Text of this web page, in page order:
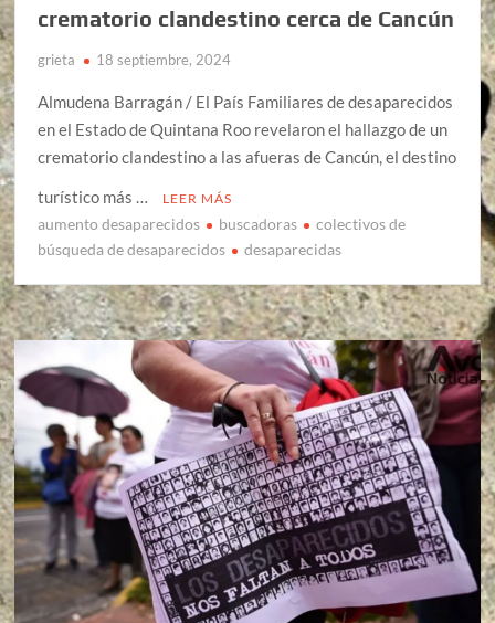
crematorio clandestino cerca de Cancún
grieta 18 septiembre, 2024
Almudena Barragán / El País Familiares de desaparecidos
en el Estado de Quintana Roo revelaron el hallazgo de un
crematorio clandestino a las afueras de Cancún, el destino
turístico más …
LEER MÁS
aumento desaparecidos buscadoras
colectivos de
búsqueda de desaparecidos
desaparecidas